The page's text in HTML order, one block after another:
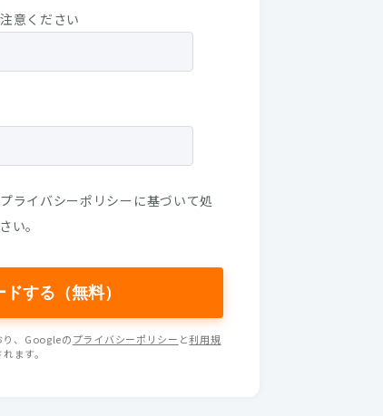
意ください
プライバシーポリシー に基づいて処
い。
り、Googleのプライバシーポリシー と利用規
ます。